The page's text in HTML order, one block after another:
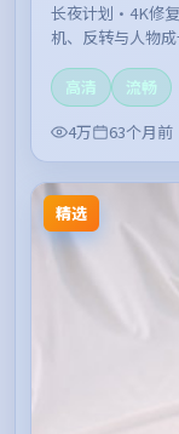
长夜计划·4K修
机、反转与人物
高清
流畅
4万
63个月前
精选